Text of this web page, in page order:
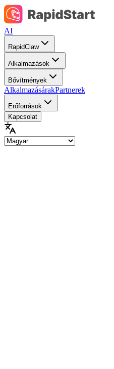
AI
RapidClaw
Alkalmazások
Bővítmények
AlkalmazásárakPartnerek
Erőforrások
Kapcsolat